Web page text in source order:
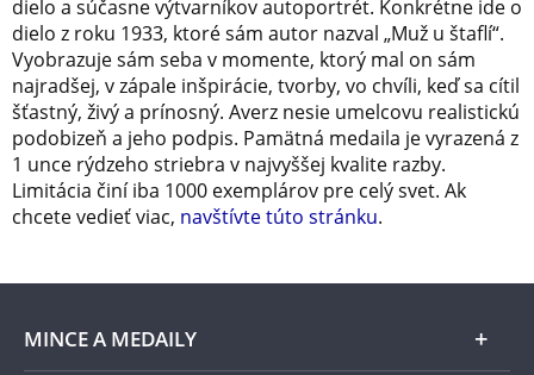
dielo a súčasne výtvarníkov autoportrét. Konkrétne ide o
dielo z roku 1933, ktoré sám autor nazval „Muž u štaflí“.
Vyobrazuje sám seba v momente, ktorý mal on sám
najradšej, v zápale inšpirácie, tvorby, vo chvíli, keď sa cítil
šťastný, živý a prínosný. Averz nesie umelcovu realistickú
podobizeň a jeho podpis. Pamätná medaila je vyrazená z
1 unce rýdzeho striebra v najvyššej kvalite razby.
Limitácia činí iba 1000 exemplárov pre celý svet. Ak
chcete vedieť viac, navštívte túto stránku.
MINCE A MEDAILY